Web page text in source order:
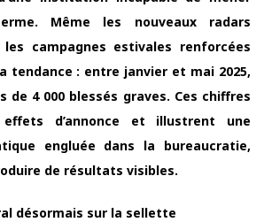
Même les nouveaux radars
campagnes estivales renforcées
tendance : entre janvier et mai 2025,
de 4 000 blessés graves. Ces chiffres
d’annonce et illustrent une
engluée dans la bureaucratie,
de résultats visibles.
désormais sur la sellette